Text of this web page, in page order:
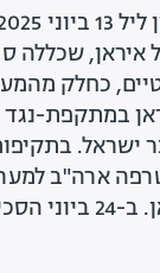
שכללה
כחלק
במתקפת-נגד
22 ביוני הצטרפה
הפסקת אש